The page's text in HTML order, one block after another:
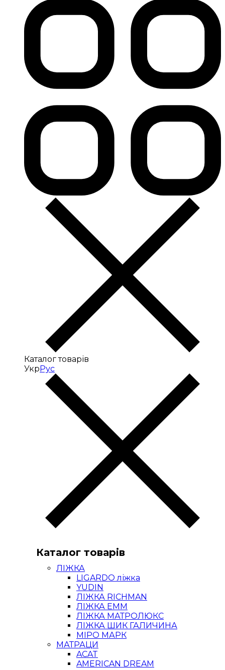
Каталог товарів
Укр Рус
Каталог товарів
ЛІЖКА
LIGARDO ліжка
YUDIN
ЛІЖКА RICHMAN
ЛІЖКА ЕММ
ЛІЖКА МАТРОЛЮКС
ЛІЖКА ШИК ГАЛИЧИНА
МІРО МАРК
МАТРАЦИ
ACAT
AMERICAN DREAM